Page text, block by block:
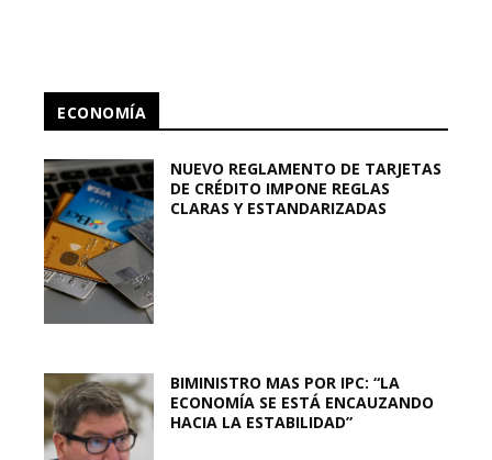
ECONOMÍA
NUEVO REGLAMENTO DE TARJETAS
DE CRÉDITO IMPONE REGLAS
CLARAS Y ESTANDARIZADAS
BIMINISTRO MAS POR IPC: “LA
ECONOMÍA SE ESTÁ ENCAUZANDO
HACIA LA ESTABILIDAD”